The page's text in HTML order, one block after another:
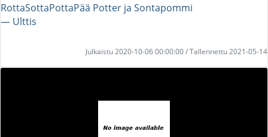
RottaSottaPottaPää Potter ja Sontapommi
― Ulttis
Julkaistu 2020-10-06 00:00:00 / Tallennettu 2021-05-14